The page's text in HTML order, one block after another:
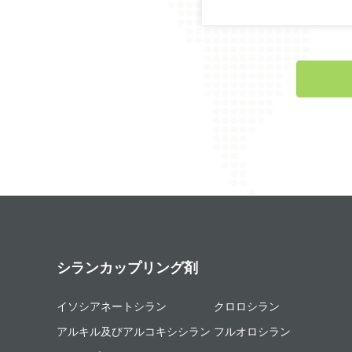
シランカップリング剤
イソシアネートシラン クロロシラン
アルキル及びアルコキシシラン フルオロシラン